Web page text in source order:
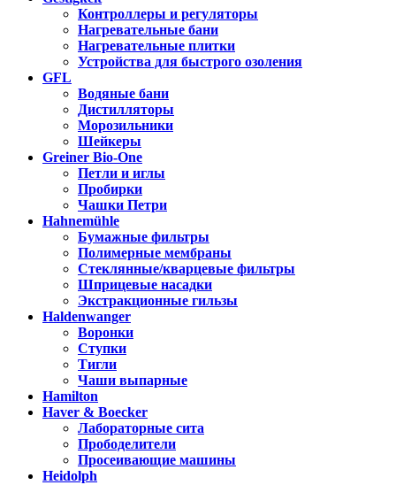
Контроллеры и регуляторы
Нагревательные бани
Нагревательные плитки
Устройства для быстрого озоления
GFL
Водяные бани
Дистилляторы
Морозильники
Шейкеры
Greiner Bio-One
Петли и иглы
Пробирки
Чашки Петри
Hahnemühle
Бумажные фильтры
Полимерные мембраны
Стеклянные/кварцевые фильтры
Шприцевые насадки
Экстракционные гильзы
Haldenwanger
Воронки
Ступки
Тигли
Чаши выпарные
Hamilton
Haver & Boecker
Лабораторные сита
Прободелители
Просеивающие машины
Heidolph